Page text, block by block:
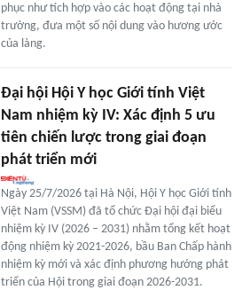
phục như tích hợp vào các hoạt động tại nhà
trường, đưa một số nội dung vào hương ước
của làng.
Đại hội Hội Y học Giới tính Việt
Nam nhiệm kỳ IV: Xác định 5 ưu
tiên chiến lược trong giai đoạn
phát triển mới
Ngày 25/7/2026 tại Hà Nội, Hội Y học Giới tính
Việt Nam (VSSM) đã tổ chức Đại hội đại biểu
nhiệm kỳ IV (2026 – 2031) nhằm tổng kết hoạt
động nhiệm kỳ 2021-2026, bầu Ban Chấp hành
nhiệm kỳ mới và xác định phương hướng phát
triển của Hội trong giai đoạn 2026-2031.